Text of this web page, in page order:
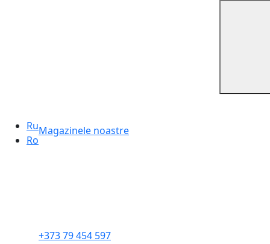
Ru
Ro
Magazinele noastre
+373 79 454 597